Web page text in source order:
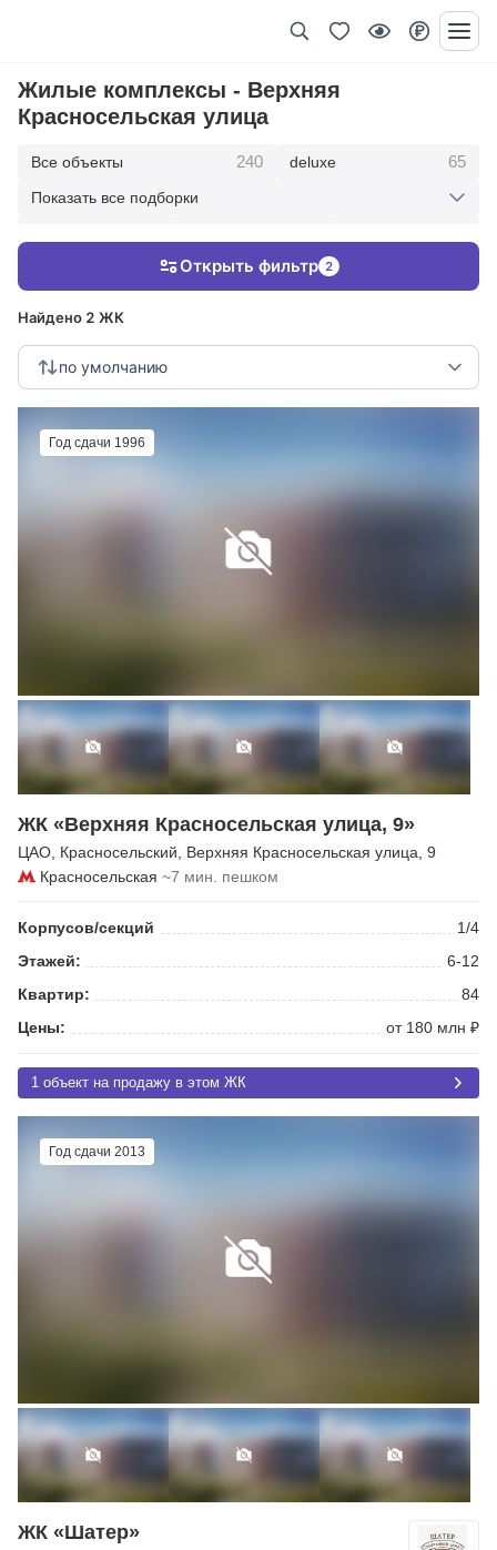
Жилые комплексы - Верхняя
Красносельская улица
Все объекты 240 deluxe 65
123 клубные дома
Показать все подборки
Найдено 2 ЖК
по умолчанию
Открыть фильтр 2
Год сдачи 1996
ЖК «Верхняя Красносельская улица, 9»
ЦАО Красносельский Верхняя Красносельская улица , 9
Красносельская ~7 мин. пешком
Корпусов/секций
1/4
Этажей:
6-12
Квартир:
84
Цены:
от 180 млн ₽
1 объект на продажу в этом ЖК
Год сдачи 2013
ЖК «Шатер»